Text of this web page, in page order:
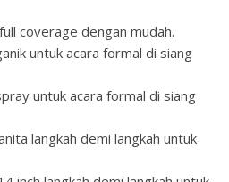
coverage dengan mudah.
untuk acara formal di siang
untuk acara formal di siang
langkah demi langkah untuk